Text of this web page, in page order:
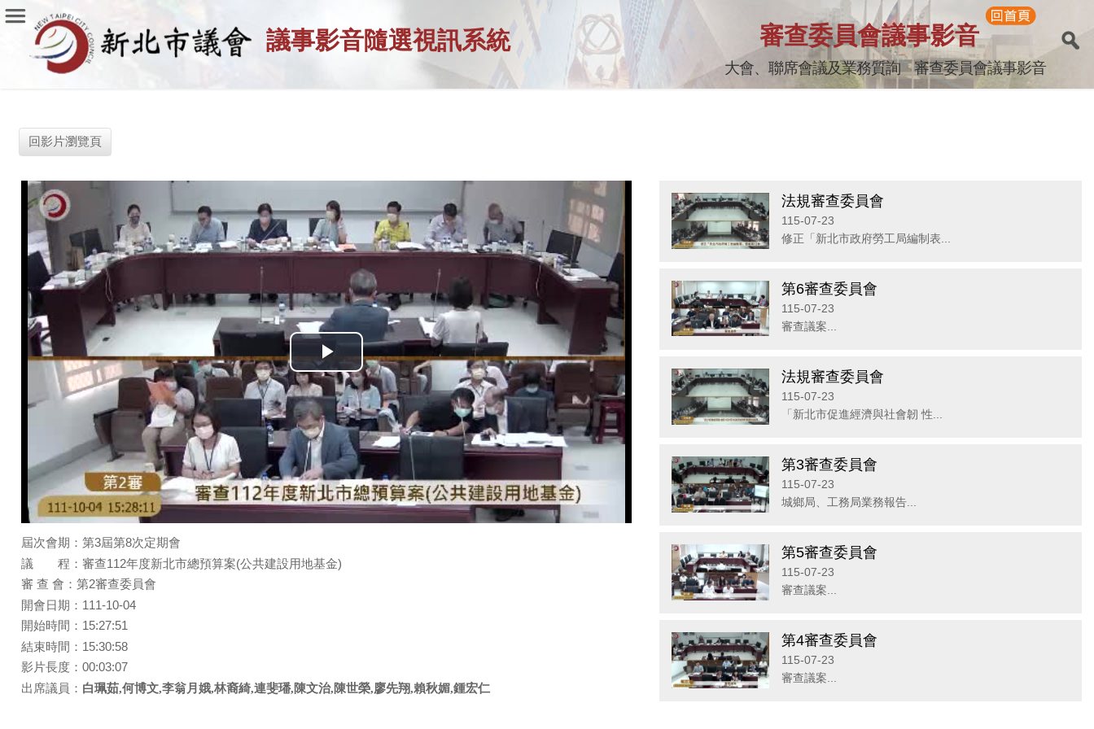
議事影音隨選視訊系統 審查委員會議事影音
大會、聯席會議及業務質詢 審查委員會議事影音
回影片瀏覽頁
Play
Video
屆次會期：第3屆第8次定期會
議 程：審查112年度新北市總預算案(公共建設用地基金)
審 查 會：第2審查委員會
開會日期：111-10-04
開始時間：15:27:51
結束時間：15:30:58
影片長度：00:03:07
出席議員： 白珮茹,何博文,李翁月娥,林裔綺,連斐璠,陳文治,陳世榮,廖先翔,賴秋媚,鍾宏仁
法規審查委員會
115-07-23
修正「新北市政府勞工局編制表...
第6審查委員會
115-07-23
審查議案...
法規審查委員會
115-07-23
「新北市促進經濟與社會韌 性...
第3審查委員會
115-07-23
城鄉局、工務局業務報告...
第5審查委員會
115-07-23
審查議案...
第4審查委員會
115-07-23
審查議案...